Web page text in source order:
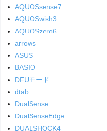
AQUOSsense7
AQUOSwish3
AQUOSzero6
arrows
ASUS
BASIO
DFUモード
dtab
DualSense
DualSenseEdge
DUALSHOCK4